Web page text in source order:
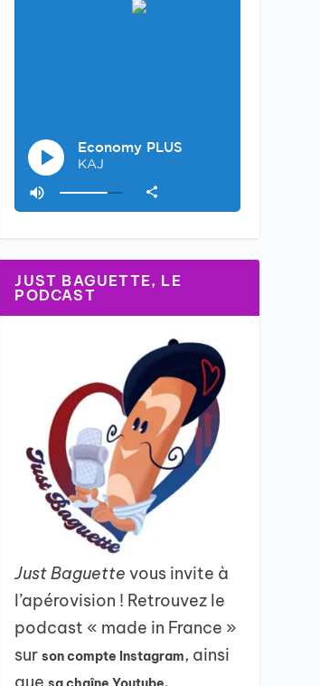
JUST BAGUETTE, LE
PODCAST
Just Baguettevous invite à
l’apérovision ! Retrouvez le
podcast « made in France »
surson compte Instagram, ainsi